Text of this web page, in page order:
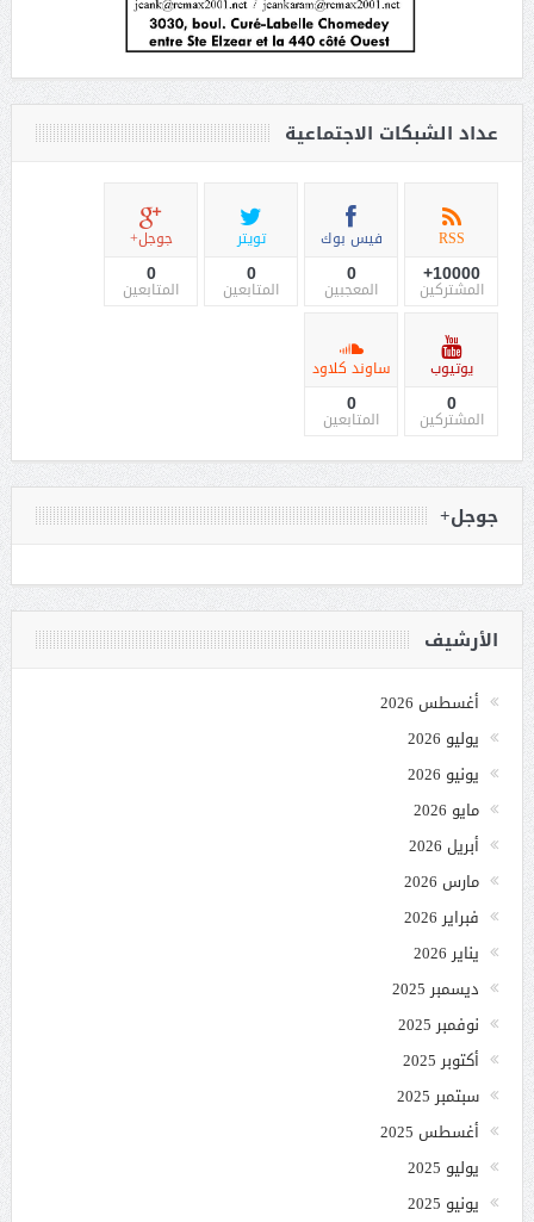
عداد الشبكات الاجتماعية
RSS
10000+
المشتركين
فيس بوك
0
المعجبين
تويتر
0
المتابعين
جوجل+
0
المتابعين
يوتيوب
0
المشتركين
ساوند كلاود
0
المتابعين
جوجل+
الأرشيف
أغسطس 2026
يوليو 2026
يونيو 2026
مايو 2026
أبريل 2026
مارس 2026
فبراير 2026
يناير 2026
ديسمبر 2025
نوفمبر 2025
أكتوبر 2025
سبتمبر 2025
أغسطس 2025
يوليو 2025
يونيو 2025